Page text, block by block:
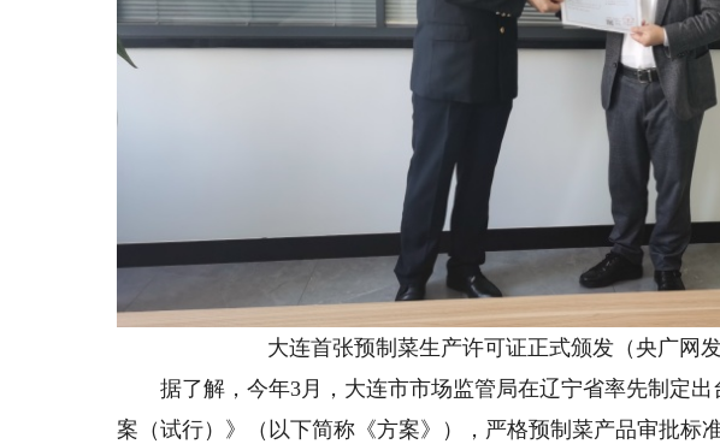
大连首张预制菜生产许可证正式颁发（央广网发
据了解，今年3月，大连市市场监管局在辽宁省率先制定出
案（试行）》（以下简称《方案》），严格预制菜产品审批标